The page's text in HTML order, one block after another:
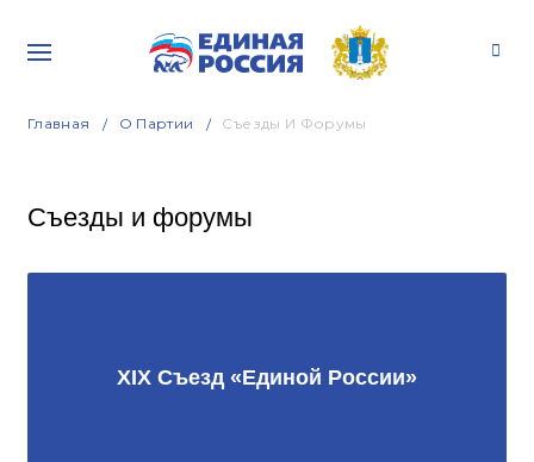
Главная О Партии Съезды И Форумы
Съезды и форумы
XIX Съезд «Единой России»